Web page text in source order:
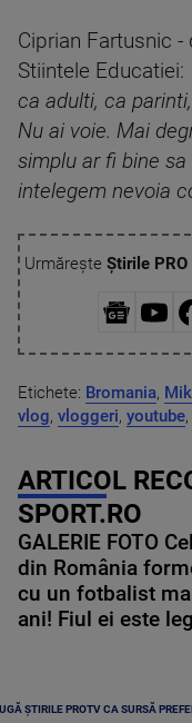
Ciprian Fartusnic
Stiintele Educatiei:
ca adulti, ca
Nu ai voie. Mai
simplu ar fi bine
intelegem nevoia
Urmărește Știrile PRO
Etichete: Bromania,
vlog, vloggeri, youtube,
ARTICOL
SPORT.RO
GALERIE FOTO
din România
cu un fotbalist
ani! Fiul ei este
ȘTIRILE PROTV CA SURSĂ